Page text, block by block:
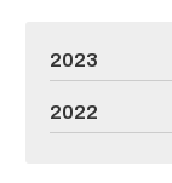
2023
2022